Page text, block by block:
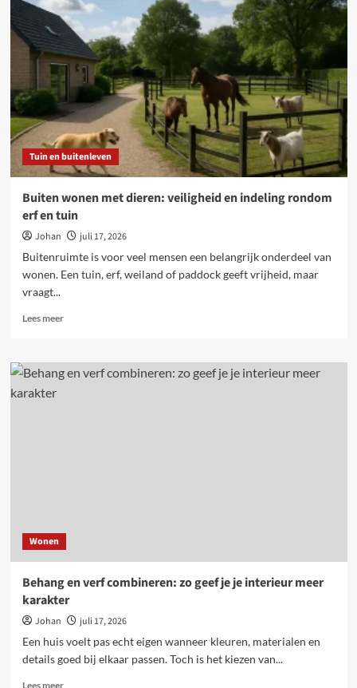
stijlvol
wonen:
rol
van
hekwerk
rondom
huis
balkon
Tuin en buitenleven
Buiten wonen met dieren: veiligheid en indeling rondom
erf en tuin
Johan
juli 17, 2026
Buitenruimte is voor veel mensen een belangrijk onderdeel van
wonen. Een tuin, erf, weiland of paddock geeft vrijheid, maar
vraagt...
Lees meerLees
Buiten
wonen
Wonen
Behang en verf combineren: zo geef je je interieur meer
karakter
Johan
juli 17, 2026
Een huis voelt pas echt eigen wanneer kleuren, materialen en
details goed bij elkaar passen. Toch is het kiezen van...
Lees meerLees